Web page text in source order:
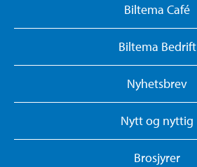
Biltema Café
Biltema Bedrift
Nyhetsbrev
Nytt og nyttig
Brosjyrer